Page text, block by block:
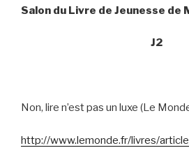
Salon du Livre de Jeunesse de
J2
Non, lire n’est pas un luxe (Le
http://www.lemonde.fr/livres/